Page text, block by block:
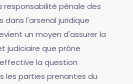
responsabilité pénale des
dans l'arsenal juridique
un moyen d'assurer la
judiciaire que prône
la question
les parties prenantes du